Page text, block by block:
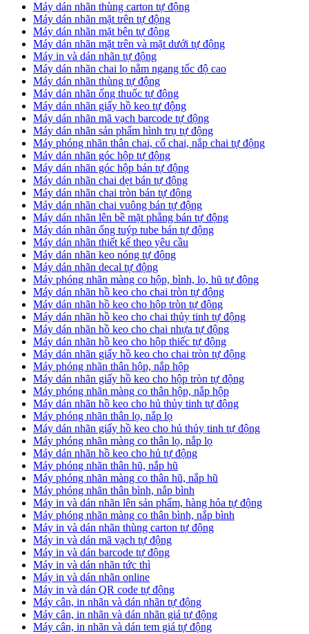
Máy dán nhãn thùng carton tự động
​Máy dán nhãn mặt trên tự động
​Máy dán nhãn mặt bên tự động
​Máy dán nhãn mặt trên và mặt dưới tự động
Máy in và dán nhãn tự động
Máy dán nhãn chai lọ nằm ngang tốc độ cao
​Máy dán nhãn thùng tự động
Máy dán nhãn ống thuốc tự động
​Máy dán nhãn giấy hồ keo tự động
​Máy dán nhãn mã vạch barcode tự động
​Máy dán nhãn sản phẩm hình trụ tự động
Máy phóng nhãn thân chai, cổ chai, nắp chai tự động
​Máy dán nhãn góc hộp tự động
Máy dán nhãn góc hộp bán tự động
​Máy dán nhãn chai dẹt bán tự động
Máy dán nhãn chai tròn bán tự động
Máy dán nhãn chai vuông bán tự động
Máy dán nhãn lên bề mặt phẵng bán tự động
​Máy dán nhãn ống tuýp tube bán tự động
Máy dán nhãn thiết kế theo yêu cầu
​Máy dán nhãn keo nóng tự động
Máy dán nhãn decal tự động
Máy phóng nhãn màng co hộp, bình, lọ, hũ tự động
Máy dán nhãn hồ keo cho chai tròn tự động
Máy dán nhãn hồ keo cho hộp tròn tự động
Máy dán nhãn hồ keo cho chai thủy tinh tự động
Máy dán nhãn hồ keo cho chai nhựa tự động
Máy dán nhãn hồ keo cho hộp thiếc tự động
Máy dán nhãn giấy hồ keo cho chai tròn tự động
Máy phóng nhãn thân hộp, nắp hộp
Máy dán nhãn giấy hồ keo cho hộp tròn tự động
Máy phóng nhãn màng co thân hộp, nắp hộp
Máy dán nhãn hồ keo cho hủ thủy tinh tự động
Máy phóng nhãn thân lọ, nắp lọ
Máy dán nhãn giấy hồ keo cho hủ thủy tinh tự động
Máy phóng nhãn màng co thân lọ, nắp lọ
Máy dán nhãn hồ keo cho hủ tự động
Máy phóng nhãn thân hũ, nắp hũ
Máy phóng nhãn màng co thân hũ, nắp hũ
Máy phóng nhãn thân bình, nắp bình
Máy in và dán nhãn lên sản phẩm, hàng hóa tự động
Máy phóng nhãn màng co thân bình, nắp bình
Máy in và dán nhãn thùng carton tự động
Máy in và dán mã vạch tự động
Máy in và dán barcode tự động
Máy in và dán nhãn tức thì
Máy in và dán nhãn online
Máy in và dán QR code tự động
Máy cân, in nhãn và dán nhãn tự động
Máy cân, in nhãn và dán nhãn giá tự động
Máy cân, in nhãn và dán tem giá tự động